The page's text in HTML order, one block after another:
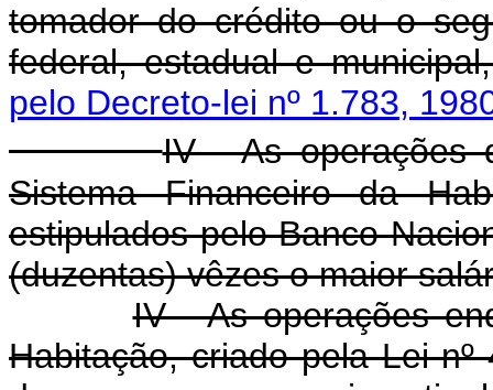
tomador do crédito ou o
federal, estadual e
pelo Decreto-lei nº 1.783,
IV - As operações
Sistema Financeiro da
estipulados pelo Banco
(duzentas) vêzes o maior
IV - As operações
Habitação, criado pela Lei